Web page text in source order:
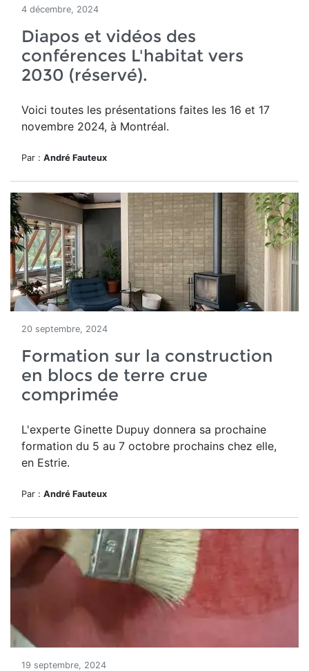
4 décembre, 2024
Diapos et vidéos des
conférences L'habitat vers
2030 (réservé).
Voici toutes les présentations faites les 16 et 17
novembre 2024, à Montréal.
Par : André Fauteux
20 septembre, 2024
Formation sur la construction
en blocs de terre crue
comprimée
L'experte Ginette Dupuy donnera sa prochaine
formation du 5 au 7 octobre prochains chez elle,
en Estrie.
Par : André Fauteux
19 septembre, 2024